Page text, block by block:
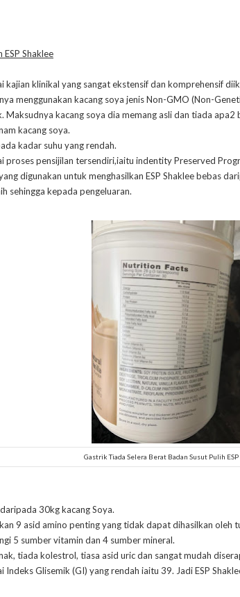
Shaklee
kajian klinikal yang sangat ekstensif dan komprehensif
menggunakan kacang soya jenis Non-GMO (Non-
Maksudnya kacang soya dia memang asli dan tiada apa2
kacang soya.
kadar suhu yang rendah.
proses pensijilan tersendiri,iaitu indentity Preserved
digunakan untuk menghasilkan ESP Shaklee bebas
sehingga kepada pengeluaran.
Gastrik Tiada Selera Berat Badan Susut Pulih
30kg kacang Soya.
9 asid amino penting yang tidak dapat dihasilkan oleh
5 sumber vitamin dan 4 sumber mineral.
tiada kolestrol, tiasa asid uric dan sangat mudah
Indeks Glisemik (GI) yang rendah iaitu 39. Jadi ESP